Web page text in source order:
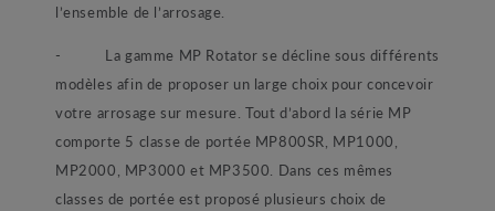
l’ensemble de l’arrosage.
- La gamme MP Rotator se décline sous différents
modèles afin de proposer un large choix pour concevoir
votre arrosage sur mesure. Tout d’abord la série MP
comporte 5 classe de portée MP800SR, MP1000,
MP2000, MP3000 et MP3500. Dans ces mêmes
classes de portée est proposé plusieurs choix de